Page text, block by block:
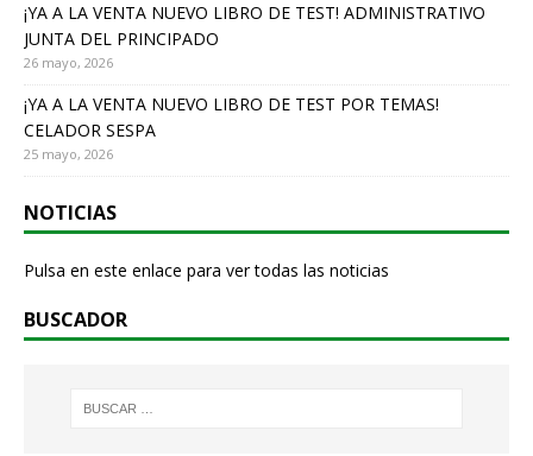
¡YA A LA VENTA NUEVO LIBRO DE TEST! ADMINISTRATIVO
JUNTA DEL PRINCIPADO
26 mayo, 2026
¡YA A LA VENTA NUEVO LIBRO DE TEST POR TEMAS!
CELADOR SESPA
25 mayo, 2026
NOTICIAS
Pulsa en este enlace para ver todas las noticias
BUSCADOR